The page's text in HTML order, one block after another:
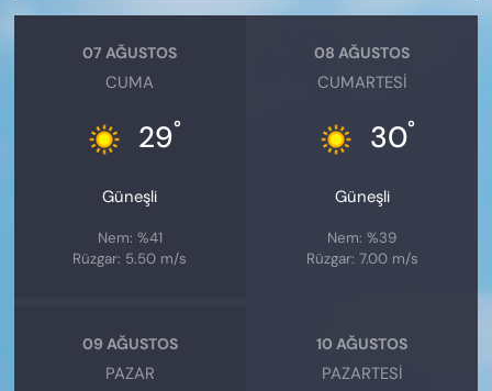
07 AĞUSTOS
CUMA
29°
Güneşli
Nem: %41
Rüzgar: 5.50 m/s
08 AĞUSTOS
CUMARTESI
30°
Güneşli
Nem: %39
Rüzgar: 7.00 m/s
09 AĞUSTOS
PAZAR
10 AĞUSTOS
PAZARTESI